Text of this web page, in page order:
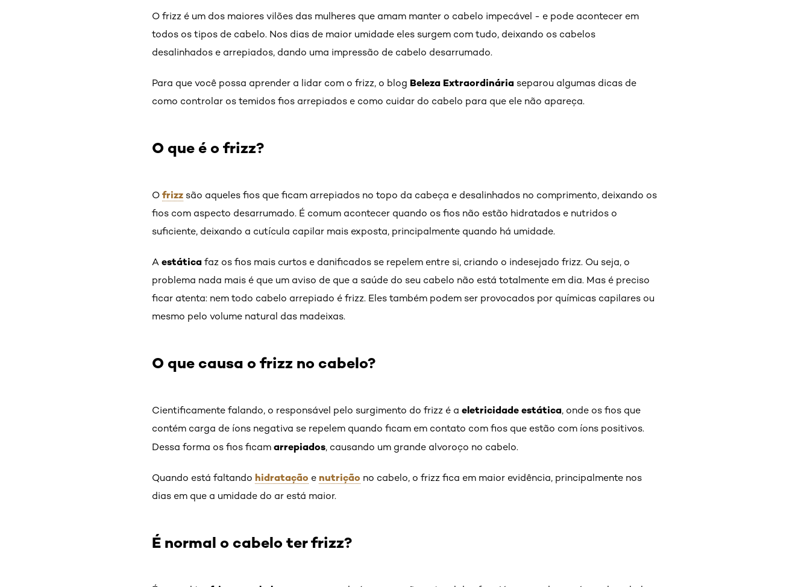
O frizz é um dos maiores vilões das mulheres que amam manter o cabelo impecável - e pode acontecer em
todos os tipos de cabelo. Nos dias de maior umidade eles surgem com tudo, deixando os cabelos
desalinhados e arrepiados, dando uma impressão de cabelo desarrumado.
Para que você possa aprender a lidar com o frizz, o blog Beleza Extraordinária separou algumas dicas de
como controlar os temidos fios arrepiados e como cuidar do cabelo para que ele não apareça.
O que é o frizz?
O frizz são aqueles fios que ficam arrepiados no topo da cabeça e desalinhados no comprimento, deixando os
fios com aspecto desarrumado. É comum acontecer quando os fios não estão hidratados e nutridos o
suficiente, deixando a cutícula capilar mais exposta, principalmente quando há umidade.
A estática faz os fios mais curtos e danificados se repelem entre si, criando o indesejado frizz. Ou seja, o
problema nada mais é que um aviso de que a saúde do seu cabelo não está totalmente em dia. Mas é preciso
ficar atenta: nem todo cabelo arrepiado é frizz. Eles também podem ser provocados por químicas capilares ou
mesmo pelo volume natural das madeixas.
O que causa o frizz no cabelo?
Cientificamente falando, o responsável pelo surgimento do frizz é a eletricidade estática, onde os fios que
contém carga de íons negativa se repelem quando ficam em contato com fios que estão com íons positivos.
Dessa forma os fios ficam arrepiados, causando um grande alvoroço no cabelo.
Quando está faltando hidratação e nutrição no cabelo, o frizz fica em maior evidência, principalmente nos
dias em que a umidade do ar está maior.
É normal o cabelo ter frizz?